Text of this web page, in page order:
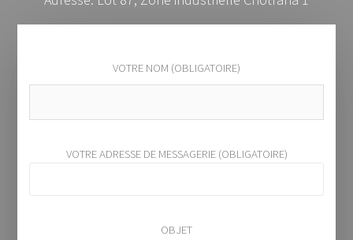
VOTRE NOM (OBLIGATOIRE)
VOTRE ADRESSE DE MESSAGERIE (OBLIGATOIRE)
OBJET